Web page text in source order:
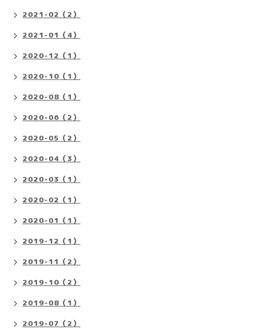
2021-02（2）
2021-01（4）
2020-12（1）
2020-10（1）
2020-08（1）
2020-06（2）
2020-05（2）
2020-04（3）
2020-03（1）
2020-02（1）
2020-01（1）
2019-12（1）
2019-11（2）
2019-10（2）
2019-08（1）
2019-07（2）